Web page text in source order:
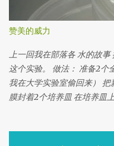
赞美的威力
上一回我在部落各 水的故
这个实验。 做法： 准备2个
我在大学实验室偷回来）
膜封着2个培养皿 在培养皿